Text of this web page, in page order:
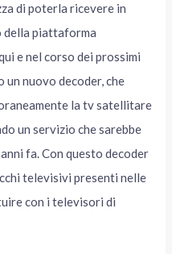
di poterla ricevere in
della piattaforma
e nel corso dei prossimi
un nuovo decoder, che
la tv satellitare
un servizio che sarebbe
fa. Con questo decoder
televisivi presenti nelle
con i televisori di